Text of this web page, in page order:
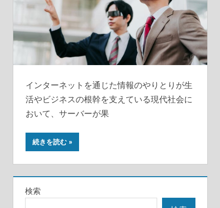
インターネットを通じた情報のやりとりが生
活やビジネスの根幹を支えている現代社会に
おいて、サーバーが果
続きを読む
検索